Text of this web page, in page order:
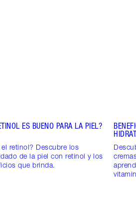
ES BUENO PARA LA PIEL?
el retinol? Descubre los
de la piel con retinol y los
que brinda.